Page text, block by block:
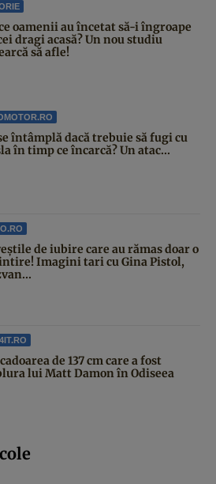
oamenii au încetat să-i îngroape
dragi acasă? Un nou studiu
să afle!
întâmplă dacă trebuie să fugi cu
în timp ce încarcă? Un atac...
de iubire care au rămas doar o
Imagini tari cu Gina Pistol,
de 137 cm care a fost
lui Matt Damon în Odiseea